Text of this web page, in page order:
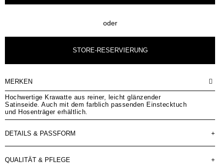
oder
STORE-RESERVIERUNG
MERKEN
Hochwertige Krawatte aus reiner, leicht glänzender
Satinseide. Auch mit dem farblich passenden Einstecktuch
und Hosenträger erhältlich.
DETAILS & PASSFORM +
QUALITÄT & PFLEGE +